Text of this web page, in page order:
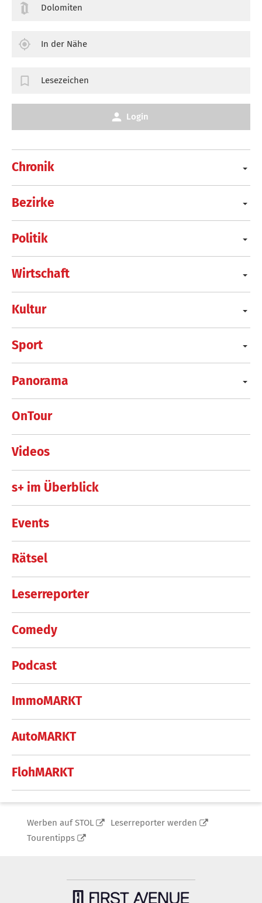
Chronik
Bezirke
Politik
Wirtschaft
Kultur
Sport
Panorama
OnTour
Videos
s+ im Überblick
Events
Rätsel
Leserreporter
Comedy
Podcast
ImmoMARKT
AutoMARKT
FlohMARKT
Dolomiten
In der Nähe
Lesezeichen
Login
Werben auf STOL
Leserreporter werden
Tourentipps